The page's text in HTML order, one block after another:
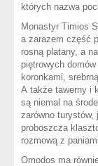
których nazwa
Monastyr Timios
a zarazem część
rosną platany, a
piętrowych
koronkami,
A także tawerny i
są niemal na
zarówno turystów,
proboszcza
rozmową z
Omodos ma